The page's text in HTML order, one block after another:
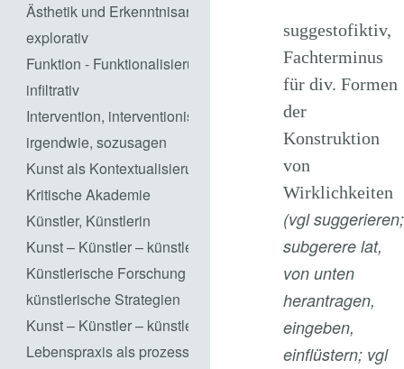
Ästhetik und Erkenntnisarbeit in praktischem Handeln
explorativ
Funktion - Funktionalisierung
infiltrativ
Intervention, interventionistisch
irgendwie, sozusagen
Kunst als Kontextualisierung von Ästhetik
Kritische Akademie
Künstler, Künstlerin
Kunst – Künstler – künstlerisch Handeln
Künstlerische Forschung
künstlerische Strategien
Kunst – Künstler – künstlerisch Handeln
Lebenspraxis als prozesshaftes Gestalten
suggestofiktiv,
Fachterminus
für div. Formen
der
Konstruktion
von
Wirklichkeiten
(vgl suggerieren;
subgerere lat,
von unten
herantragen,
eingeben,
einflüstern; vgl